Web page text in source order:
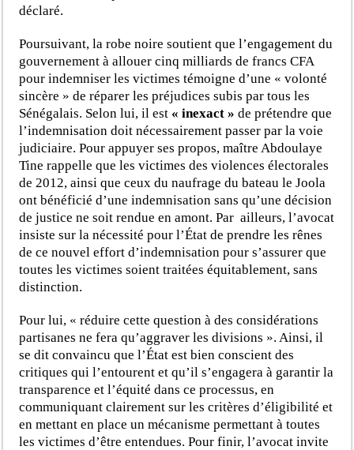
déclaré.
Poursuivant, la robe noire soutient que l’engagement du
gouvernement à allouer cinq milliards de francs CFA
pour indemniser les victimes témoigne d’une « volonté
sincère » de réparer les préjudices subis par tous les
Sénégalais. Selon lui, il est « inexact » de prétendre que
l’indemnisation doit nécessairement passer par la voie
judiciaire. Pour appuyer ses propos, maître Abdoulaye
Tine rappelle que les victimes des violences électorales
de 2012, ainsi que ceux du naufrage du bateau le Joola
ont bénéficié d’une indemnisation sans qu’une décision
de justice ne soit rendue en amont. Par ailleurs, l’avocat
insiste sur la nécessité pour l’État de prendre les rênes
de ce nouvel effort d’indemnisation pour s’assurer que
toutes les victimes soient traitées équitablement, sans
distinction.
Pour lui, « réduire cette question à des considérations
partisanes ne fera qu’aggraver les divisions ». Ainsi, il
se dit convaincu que l’État est bien conscient des
critiques qui l’entourent et qu’il s’engagera à garantir la
transparence et l’équité dans ce processus, en
communiquant clairement sur les critères d’éligibilité et
en mettant en place un mécanisme permettant à toutes
les victimes d’être entendues. Pour finir, l’avocat invite